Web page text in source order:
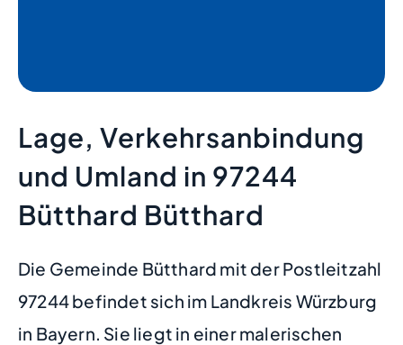
Lage, Verkehrsanbindung
und Umland in 97244
Bütthard Bütthard
Die Gemeinde Bütthard mit der Postleitzahl
97244 befindet sich im Landkreis Würzburg
in Bayern. Sie liegt in einer malerischen